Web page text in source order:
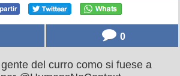
0
del curro como si fuese a